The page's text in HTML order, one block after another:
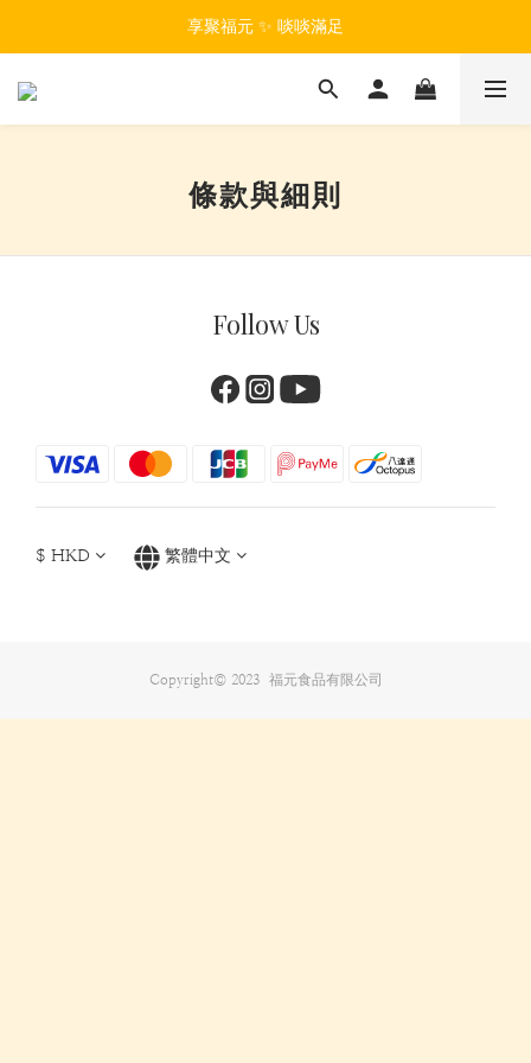
享聚福元 ✨ 啖啖滿足
條款與細則
Follow Us
$ HKD 繁體中文
Copyright© 2023 福元食品有限公司